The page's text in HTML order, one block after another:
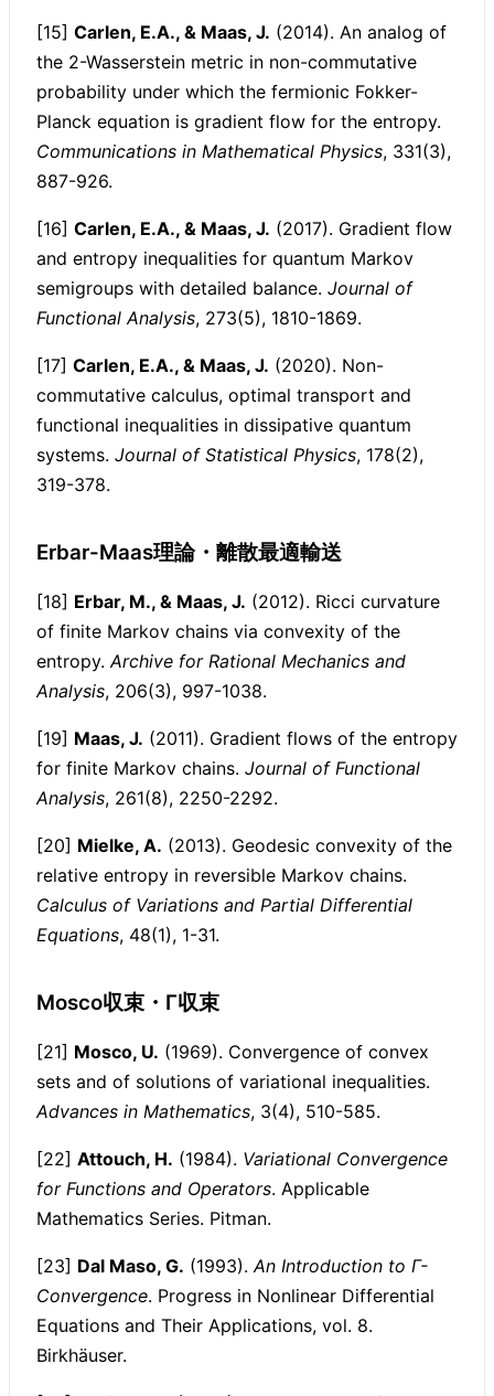
[15] Carlen, E.A., & Maas, J. (2014). An analog of
the 2-Wasserstein metric in non-commutative
probability under which the fermionic Fokker-
Planck equation is gradient flow for the entropy.
Communications in Mathematical Physics, 331(3),
887-926.
[16] Carlen, E.A., & Maas, J. (2017). Gradient flow
and entropy inequalities for quantum Markov
semigroups with detailed balance. Journal of
Functional Analysis, 273(5), 1810-1869.
[17] Carlen, E.A., & Maas, J. (2020). Non-
commutative calculus, optimal transport and
functional inequalities in dissipative quantum
systems. Journal of Statistical Physics, 178(2),
319-378.
Erbar-Maas理論・離散最適輸送
[18] Erbar, M., & Maas, J. (2012). Ricci curvature
of finite Markov chains via convexity of the
entropy. Archive for Rational Mechanics and
Analysis, 206(3), 997-1038.
[19] Maas, J. (2011). Gradient flows of the entropy
for finite Markov chains. Journal of Functional
Analysis, 261(8), 2250-2292.
[20] Mielke, A. (2013). Geodesic convexity of the
relative entropy in reversible Markov chains.
Calculus of Variations and Partial Differential
Equations, 48(1), 1-31.
Mosco収束・Γ収束
[21] Mosco, U. (1969). Convergence of convex
sets and of solutions of variational inequalities.
Advances in Mathematics, 3(4), 510-585.
[22] Attouch, H. (1984). Variational Convergence
for Functions and Operators. Applicable
Mathematics Series. Pitman.
[23] Dal Maso, G. (1993). An Introduction to Γ-
Convergence. Progress in Nonlinear Differential
Equations and Their Applications, vol. 8.
Birkhäuser.